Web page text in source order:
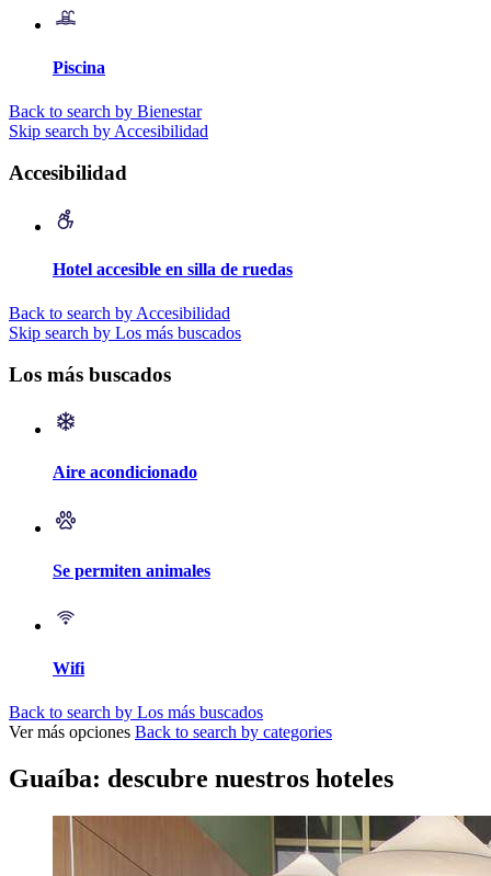
Piscina
Back to search by Bienestar
Skip search by Accesibilidad
Accesibilidad
Hotel accesible en silla de ruedas
Back to search by Accesibilidad
Skip search by Los más buscados
Los más buscados
Aire acondicionado
Se permiten animales
Wifi
Back to search by Los más buscados
Ver más opciones Back to search by categories
Guaíba: descubre nuestros hoteles